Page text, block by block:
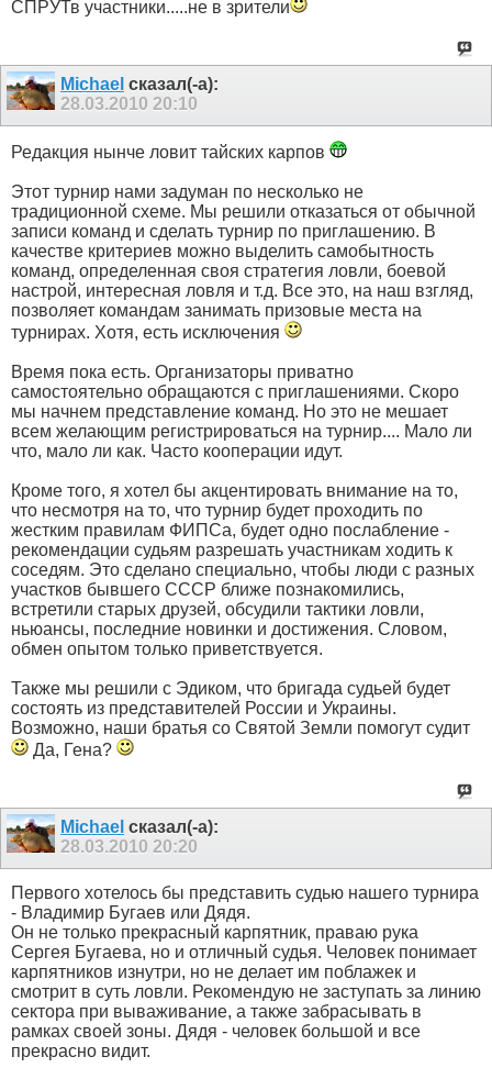
СПРУТв участники.....не в зрители
Michael сказал(-а):
28.03.2010 20:10
Редакция нынче ловит тайских карпов
Этот турнир нами задуман по несколько не
традиционной схеме. Мы решили отказаться от обычной
записи команд и сделать турнир по приглашению. В
качестве критериев можно выделить самобытность
команд, определенная своя стратегия ловли, боевой
настрой, интересная ловля и т.д. Все это, на наш взгляд,
позволяет командам занимать призовые места на
турнирах. Хотя, есть исключения
Время пока есть. Организаторы приватно
самостоятельно обращаются с приглашениями. Скоро
мы начнем представление команд. Но это не мешает
всем желающим регистрироваться на турнир.... Мало ли
что, мало ли как. Часто кооперации идут.
Кроме того, я хотел бы акцентировать внимание на то,
что несмотря на то, что турнир будет проходить по
жестким правилам ФИПСа, будет одно послабление -
рекомендации судьям разрешать участникам ходить к
соседям. Это сделано специально, чтобы люди с разных
участков бывшего СССР ближе познакомились,
встретили старых друзей, обсудили тактики ловли,
ньюансы, последние новинки и достижения. Словом,
обмен опытом только приветствуется.
Также мы решили с Эдиком, что бригада судьей будет
состоять из представителей России и Украины.
Возможно, наши братья со Святой Земли помогут судит
Да, Гена?
Michael сказал(-а):
28.03.2010 20:20
Первого хотелось бы представить судью нашего турнира
- Владимир Бугаев или Дядя.
Он не только прекрасный карпятник, праваю рука
Сергея Бугаева, но и отличный судья. Человек понимает
карпятников изнутри, но не делает им поблажек и
смотрит в суть ловли. Рекомендую не заступать за линию
сектора при вываживание, а также забрасывать в
рамках своей зоны. Дядя - человек большой и все
прекрасно видит.